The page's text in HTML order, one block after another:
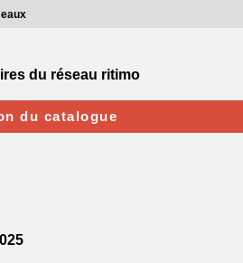
du réseau ritimo
du catalogue